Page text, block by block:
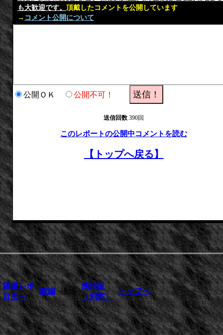
も大歓迎です。 頂戴したコメントを公開しています
→ コメント公開について
公開ＯＫ 公開不可！
送信回数 390回
このレポートの公開中コメントを読む
【トップへ戻る】
隧道レポ
目次へ
前編 後編
感想板
（別窓）
トップへ